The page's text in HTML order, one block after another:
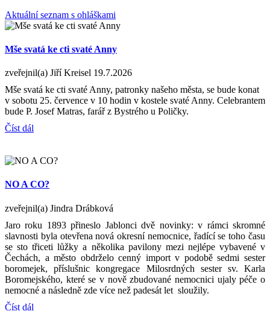
Aktuální seznam s ohláškami
Mše svatá ke cti svaté Anny
zveřejnil(a) Jiří Kreisel 19.7.2026
Mše svatá ke cti svaté Anny, patronky našeho města, se bude konat
v sobotu 25. července v 10 hodin v kostele svaté Anny. Celebrantem
bude P. Josef Matras, farář z Bystrého u Poličky.
Číst dál
NO A CO?
zveřejnil(a) Jindra Drábková
Jaro roku 1893 přineslo Jablonci dvě novinky: v rámci skromné
slavnosti byla otevřena nová okresní nemocnice, řadící se toho času
se sto třiceti lůžky a několika pavilony mezi nejlépe vybavené v
Čechách, a město obdrželo cenný import v podobě sedmi sester
boromejek, příslušnic kongregace Milosrdných sester sv. Karla
Boromejského, které se v nově zbudované nemocnici ujaly péče o
nemocné a následně zde více než padesát let sloužily.
Číst dál